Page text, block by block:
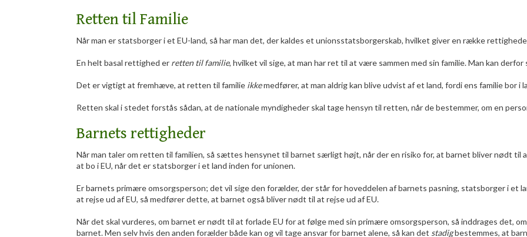
Retten til Familie
​Når man er statsborger i et EU-land, så har man det, der kaldes et unionsstatsborgerskab, hvilket giver en række
En helt basal rettighed erretten til familie, hvilket vil sige, at man har ret til at være sammen med sin familie. Man kan
Det er vigtigt at fremhæve, at retten til familieikkemedfører, at man aldrig kan blive udvist af et land, fordi ens familie bor i
Retten skal i stedet forstås sådan, at de nationale myndigheder skal tage hensyn til retten, når de bestemmer, om en
Barnets rettigheder
Når man taler om retten til familien, så sættes hensynet til barnet særligt højt, når der en risiko for, at barnet bliver nødt til
at bo i EU, når det er statsborger i et land inden for unionen.
Er barnets primære omsorgsperson; det vil sige den forælder, der står for hoveddelen af barnets pasning, statsborger i et
at rejse ud af EU, så medfører dette, at barnet også bliver nødt til at rejse ud af EU.
Når det skal vurderes, om barnet er nødt til at forlade EU for at følge med sin primære omsorgsperson, så inddrages det,
barnet. Men selv hvis den anden forælder både kan og vil tage ansvar for barnet alene, så kan det stadigbestemmes, at